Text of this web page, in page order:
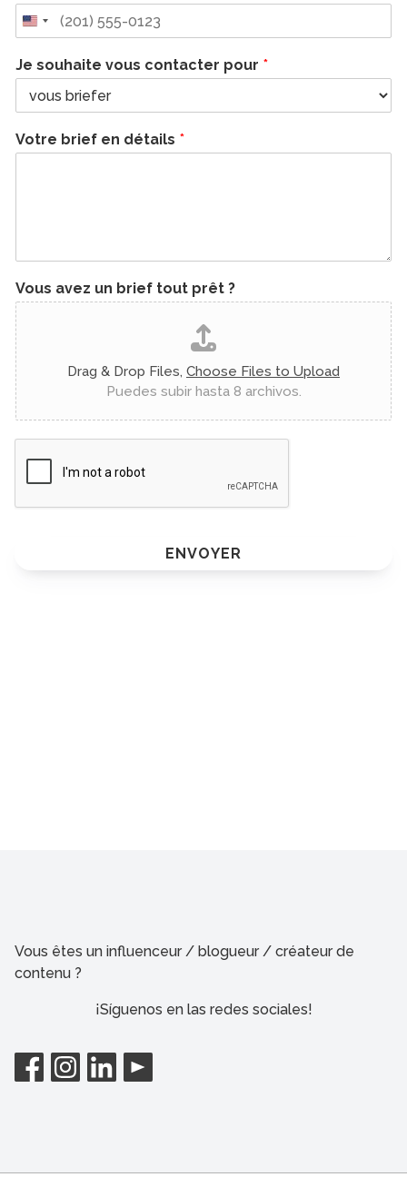
Je souhaite vous contacter pour *
Votre brief en détails *
Vous avez un brief tout prêt ?
Drag & Drop Files, Choose Files to Upload
Puedes subir hasta 8 archivos.
ENVOYER
Vous êtes un influenceur / blogueur / créateur de
contenu ?
¡Síguenos en las redes sociales!